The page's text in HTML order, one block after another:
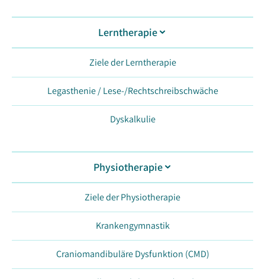
Lerntherapie
Ziele der Lerntherapie
Legasthenie / Lese-/Rechtschreibschwäche
Dyskalkulie
Physiotherapie
Ziele der Physiotherapie
Krankengymnastik
Craniomandibuläre Dysfunktion (CMD)